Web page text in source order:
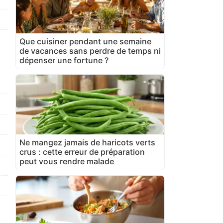
Que cuisiner pendant une semaine
de vacances sans perdre de temps ni
dépenser une fortune ?
Ne mangez jamais de haricots verts
crus : cette erreur de préparation
peut vous rendre malade